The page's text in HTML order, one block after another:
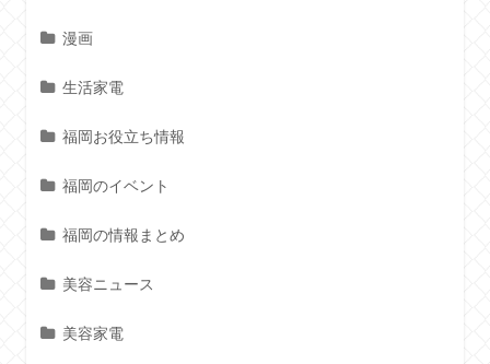
漫画
生活家電
福岡お役立ち情報
福岡のイベント
福岡の情報まとめ
美容ニュース
美容家電